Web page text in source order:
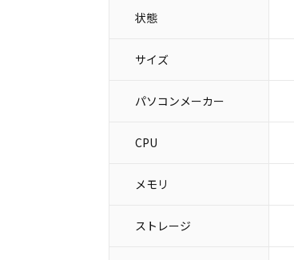
状態
サイズ
パソコンメーカー
CPU
メモリ
ストレージ